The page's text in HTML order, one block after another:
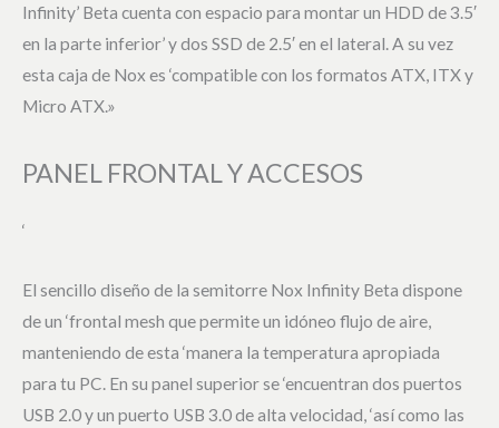
Infinity’ Beta cuenta con espacio para montar un HDD de 3.5′
en la parte inferior’ y dos SSD de 2.5′ en el lateral. A su vez
esta caja de Nox es ‘compatible con los formatos ATX, ITX y
Micro ATX.»
PANEL FRONTAL Y ACCESOS
‘
El sencillo diseño de la semitorre Nox Infinity Beta dispone
de un ‘frontal mesh que permite un idóneo flujo de aire,
manteniendo de esta ‘manera la temperatura apropiada
para tu PC. En su panel superior se ‘encuentran dos puertos
USB 2.0 y un puerto USB 3.0 de alta velocidad, ‘así como las